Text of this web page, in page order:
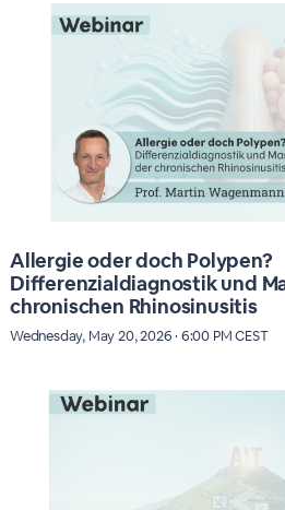
Allergie oder doch Polypen?
Differenzialdiagnostik und
chronischen Rhinosinusitis
Wednesday, May 20, 2026 · 6:00 PM CEST